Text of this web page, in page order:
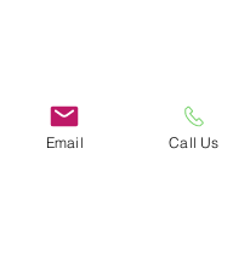
Email Call Us